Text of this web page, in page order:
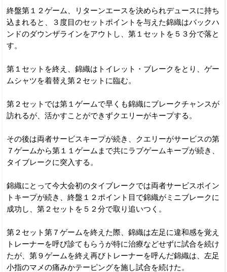
終盤第１２ゲーム、リターンエースを決められデュースに持ち
込まれると、３度目のセットポイントを与えた錦織はバックハ
ンドのダウンザラインをアウトし、第１セットを５３分で落と
す。
第１セットを終え、錦織はトイレット・ブレークをとり、ゲー
ムシャツを着替え第２セットに臨む。
第２セットでは第１ゲームで早くも錦織にブレークチャンスが
訪れるが、活かすことができずクエリーがキープする。
その後は両者サービスキープが続き、クエリーがサービスの第
７ゲームから第１１ゲームまで共にラブゲームキープが続き、
タイブレークに突入する。
錦織にとって今大会初のタイブレークでは両者サービスポイン
トキープが続き、終盤１２ポイント目で錦織がミニブレークに
成功し、第２セットを５２分で取り追いつく。
第２セット第７ゲームを終えた際、錦織は左足に違和感を覚え
トレーナーを呼び診てもらうが特に治療などせずに試合を続け
たが、第９ゲームを終え再びトレーナーを呼んだ錦織は、左足
小指のマメの痛みかテーピングを施し試合を続けた。